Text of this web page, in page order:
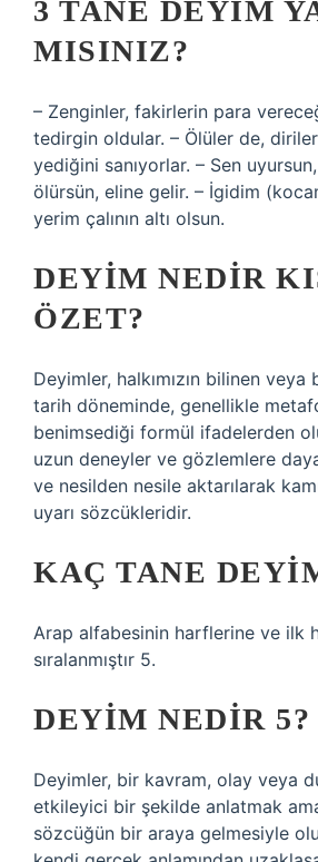
3 TANE DEYIM
MISINIZ?
– Zenginler, fakirlerin para
tedirgin oldular. – Ölüler de,
yediğini sanıyorlar. – Sen
ölürsün, eline gelir. – İgidim
yerim çalının altı olsun.
DEYIM NEDIR
ÖZET?
Deyimler, halkımızın bilinen
tarih döneminde, genellikle
benimsediği formül ifadelerden
uzun deneyler ve gözlemlere
ve nesilden nesile aktarılarak
uyarı sözcükleridir.
KAÇ TANE
Arap alfabesinin harflerine ve ilk
sıralanmıştır 5.
DEYIM NEDIR 5?
Deyimler, bir kavram, olay veya
etkileyici bir şekilde anlatmak
sözcüğün bir araya gelmesiyle